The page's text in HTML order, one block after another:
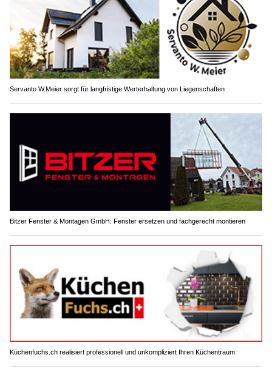
Servanto W.Meier sorgt für langfristige Werterhaltung von Liegenschaften
Bitzer Fenster & Montagen GmbH: Fenster ersetzen und fachgerecht montieren
Küchenfuchs.ch realisiert professionell und unkompliziert Ihren Küchentraum